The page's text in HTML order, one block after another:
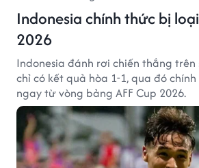
Indonesia chính thức bị
2026
Indonesia đánh rơi chiến thắng trên
chỉ có kết quả hòa 1-1, qua đó
ngay từ vòng bảng AFF Cup 2026.